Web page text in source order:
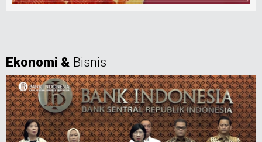
Ekonomi & Bisnis